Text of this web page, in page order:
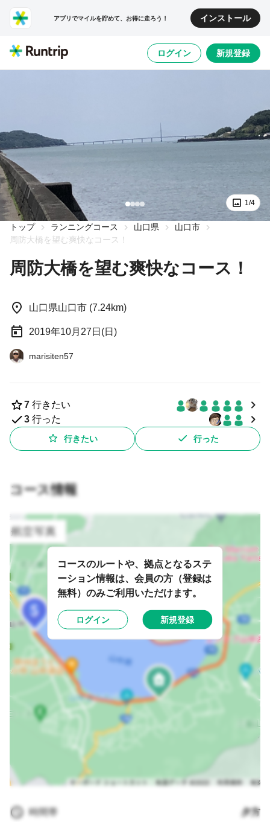
アプリでマイルを貯めて、お得に走ろう！ インストール
ログイン 新規登録
1/4
トップ ランニングコース 山口県
山口市
周防大橋を望む爽快なコース！
周防大橋を望む爽快なコース！
山口県山口市 (7.24km)
2019年10月27日(日)
marisiten57
7 行きたい
3 行った
行きたい 行った
コース情報
時間帯 夕方
コースのルートや、拠点となるステ
ーション情報は、会員の方（登録は
無料）のみご利用いただけます。
ログイン 新規登録